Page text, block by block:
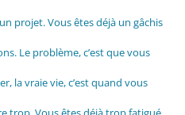
projet. Vous êtes déjà un gâchis
Le problème, c’est que vous
la vraie vie, c’est quand vous